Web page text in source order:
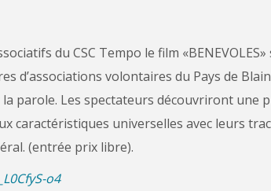
du CSC Tempo le film
d’associations volontaires du Pays de
parole. Les spectateurs découvriront une
caractéristiques universelles avec leurs
(entrée prix libre).
o4